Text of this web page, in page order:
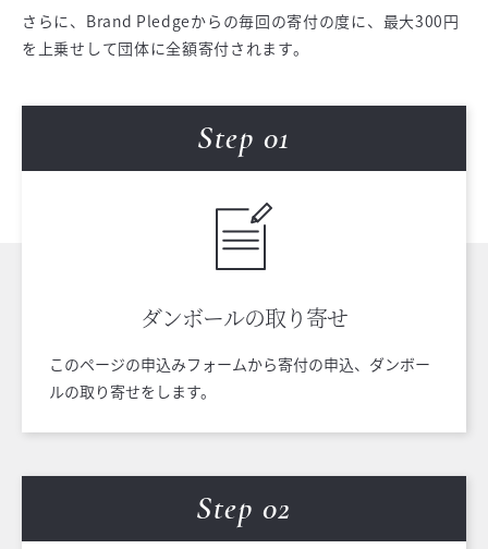
さらに、Brand Pledgeからの毎回の寄付の度に、最大300円
を上乗せして団体に全額寄付されます。
Step 01
ダンボールの取り寄せ
このページの申込みフォームから寄付の申込、ダンボー
ルの取り寄せをします。
Step 02